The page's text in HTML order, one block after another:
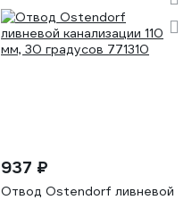
937 ₽
Отвод Ostendorf ливневой